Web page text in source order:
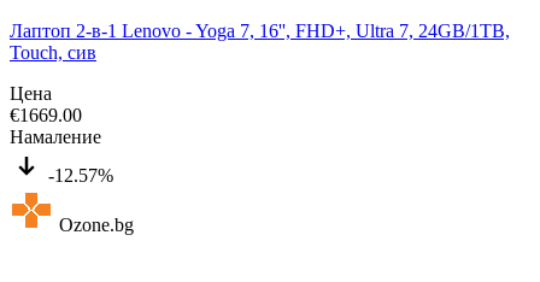
Лаптоп 2-в-1 Lenovo - Yoga 7, 16'', FHD+, Ultra 7, 24GB/1TB,
Touch, сив
Цена
€1669.00
Намаление
-12.57%
Ozone.bg